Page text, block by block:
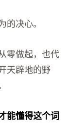
决心。
零做起，也代
天辟地的野
能懂得这个词